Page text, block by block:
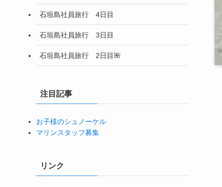
石垣島社員旅行 4日目
石垣島社員旅行 3日目
石垣島社員旅行 2日目🌺
注目記事
お子様のシュノーケル
マリンスタッフ募集
リンク